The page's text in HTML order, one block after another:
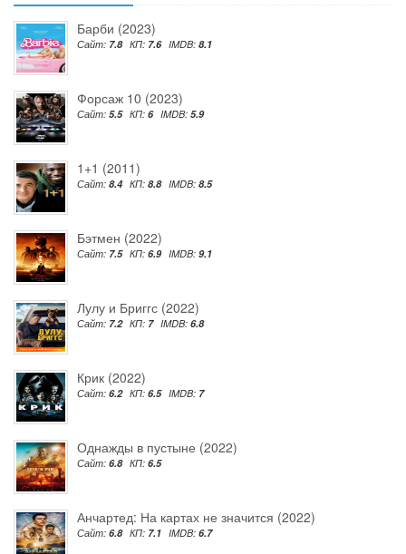
Барби (2023)
Сайт: 7.8 КП: 7.6 IMDB: 8.1
Форсаж 10 (2023)
Сайт: 5.5 КП: 6 IMDB: 5.9
1+1 (2011)
Сайт: 8.4 КП: 8.8 IMDB: 8.5
Бэтмен (2022)
Сайт: 7.5 КП: 6.9 IMDB: 9.1
Лулу и Бриггс (2022)
Сайт: 7.2 КП: 7 IMDB: 6.8
Крик (2022)
Сайт: 6.2 КП: 6.5 IMDB: 7
Однажды в пустыне (2022)
Сайт: 6.8 КП: 6.5
Анчартед: На картах не значится (2022)
Сайт: 6.8 КП: 7.1 IMDB: 6.7